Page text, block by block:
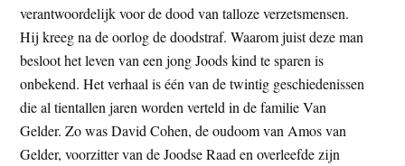
verantwoordelijk voor de dood van talloze verzetsmensen.
Hij kreeg na de oorlog de doodstraf. Waarom juist deze man
besloot het leven van een jong Joods kind te sparen is
onbekend. Het verhaal is één van de twintig geschiedenissen
die al tientallen jaren worden verteld in de familie Van
Gelder. Zo was David Cohen, de oudoom van Amos van
Gelder, voorzitter van de Joodse Raad en overleefde zijn